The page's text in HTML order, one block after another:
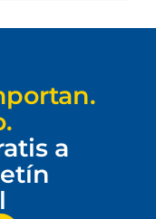
a